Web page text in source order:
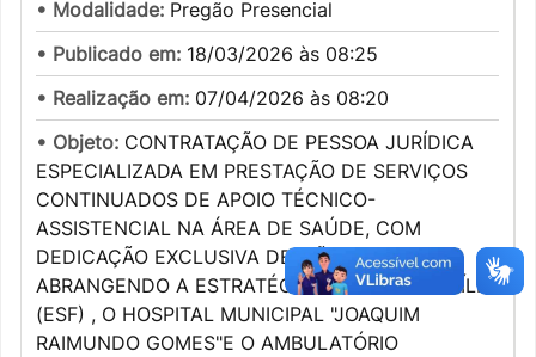
• Modalidade: Pregão Presencial
• Publicado em: 18/03/2026 às 08:25
• Realização em: 07/04/2026 às 08:20
• Objeto: CONTRATAÇÃO DE PESSOA JURÍDICA
ESPECIALIZADA EM PRESTAÇÃO DE SERVIÇOS
CONTINUADOS DE APOIO TÉCNICO-
ASSISTENCIAL NA ÁREA DE SAÚDE, COM
DEDICAÇÃO EXCLUSIVA DE MÃO DE OBRA ,
ABRANGENDO A ESTRATÉGIA SAÚDE DA FAMÍLIA
(ESF) , O HOSPITAL MUNICIPAL "JOAQUIM
RAIMUNDO GOMES"E O AMBULATÓRIO